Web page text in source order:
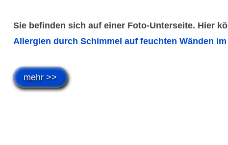
Sie befinden sich auf einer Foto-Unterseite. Hier
Allergien durch Schimmel auf feuchten Wänden im
mehr >>